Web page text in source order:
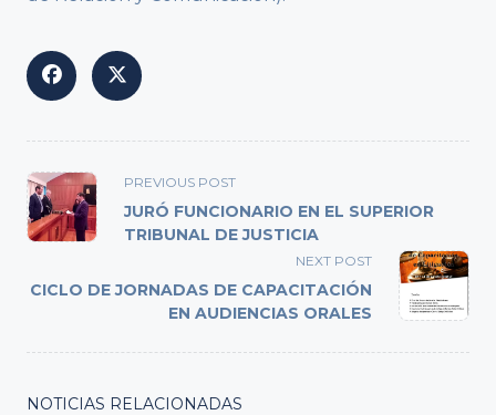
<span
class="nav-
subtitle
reader-
text">Page</span>
PREVIOUS POST
JURÓ FUNCIONARIO EN EL SUPERIOR
TRIBUNAL DE JUSTICIA
NEXT POST
CICLO DE JORNADAS DE CAPACITACIÓN
EN AUDIENCIAS ORALES
NOTICIAS RELACIONADAS